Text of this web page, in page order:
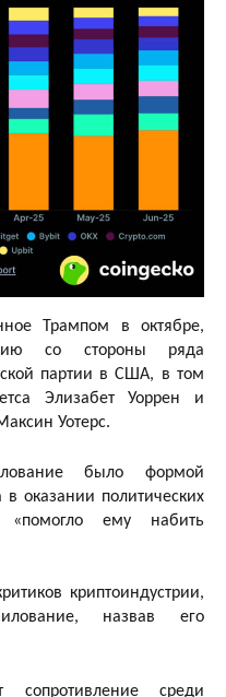
Трампом в октябре,
со стороны ряда
партии в США, в том
Элизабет Уоррен и
Уотерс.
было формой
оказании политических
«помогло ему набить
криптоиндустрии,
назвав его
сопротивление среди